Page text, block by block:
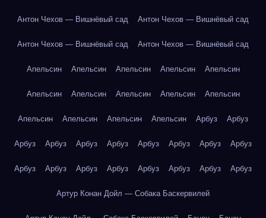
Антон Чехов — Вишнёвый сад Антон Чехов — Вишнёвый сад
Антон Чехов — Вишнёвый сад Антон Чехов — Вишнёвый сад
Апельсин Апельсин Апельсин Апельсин Апельсин
Апельсин Апельсин Апельсин Апельсин Апельсин
Апельсин Апельсин Апельсин Апельсин Арбуз Арбуз
Арбуз Арбуз Арбуз Арбуз Арбуз Арбуз Арбуз Арбуз
Арбуз Арбуз Арбуз Арбуз Арбуз Арбуз Арбуз Арбуз
Артур Конан Дойл — Собака Баскервилей